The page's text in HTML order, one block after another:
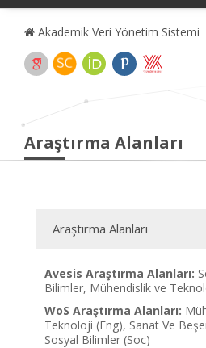
Akademik Veri Yönetim Sistemi
Araştırma Alanları
Araştırma Alanları
Avesis Araştırma Alanları:
Bilimler, Mühendislik ve
WoS Araştırma Alanları:
Teknoloji (Eng), Sanat Ve
Sosyal Bilimler (Soc)